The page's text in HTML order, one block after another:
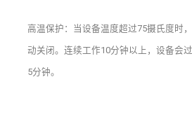
高温保护：当设备温度超过75摄氏度时
动关闭。连续工作10分钟以上，设备会
5分钟。